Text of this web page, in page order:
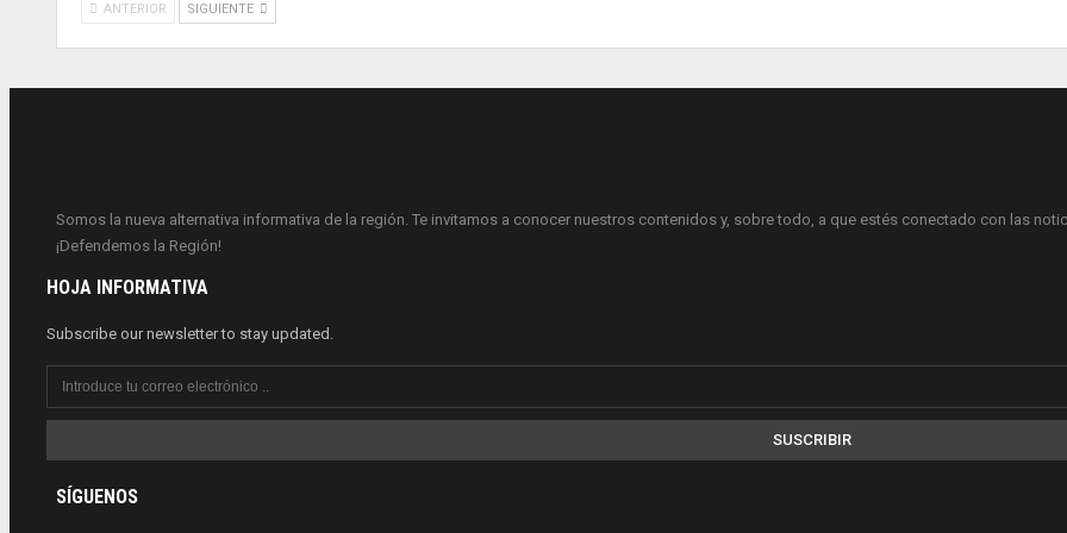
ANTERIOR SIGUIENTE
Somos la nueva alternativa informativa de la región. Te invitamos a conocer nuestros contenidos y, sobre todo, a que estés conectado con las
¡Defendemos la Región!
HOJA INFORMATIVA
Subscribe our newsletter to stay updated.
SUSCRIBIR
SÍGUENOS